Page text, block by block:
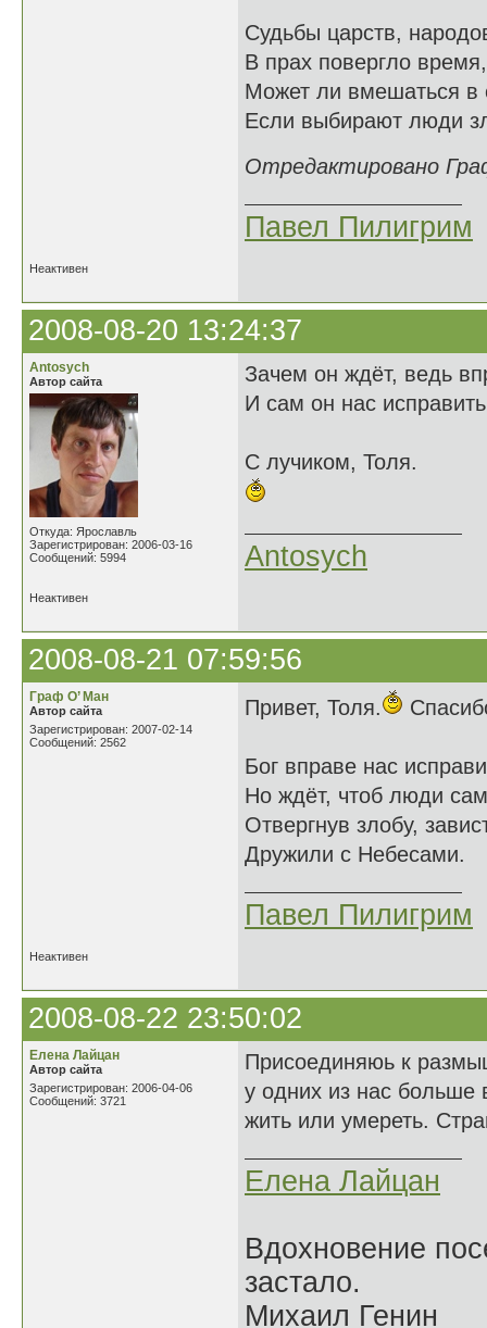
Судьбы царств,
В прах повергло
Может ли вмешаться в
Если выбирают люди
Отредактировано
Павел Пилигрим
Неактивен
2008-08-20 13:24:37
Antosych
Автор сайта
Откуда: Ярославль
Зарегистрирован: 2006-03-16
Сообщений: 5994
Зачем он ждёт, ведь
И сам он нас
С лучиком, Толя.
Antosych
Неактивен
2008-08-21 07:59:56
Граф О’ Ман
Автор сайта
Зарегистрирован: 2007-02-14
Сообщений: 2562
Привет, Толя.
Бог вправе нас
Но ждёт, чтоб люди
Отвергнув злобу,
Дружили с Небесами.
Павел Пилигрим
Неактивен
2008-08-22 23:50:02
Елена Лайцан
Автор сайта
Зарегистрирован: 2006-04-06
Сообщений: 3721
Присоединяюь к
у одних из нас больше
жить или умереть.
Елена Лайцан
Вдохновение
застало.
Михаил Генин